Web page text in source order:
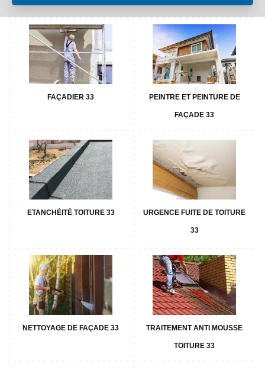
FAÇADIER 33 PEINTRE ET PEINTURE DE
FAÇADE 33
ETANCHÉITÉ TOITURE 33 URGENCE FUITE DE TOITURE
33
NETTOYAGE DE FAÇADE 33 TRAITEMENT ANTI MOUSSE
TOITURE 33